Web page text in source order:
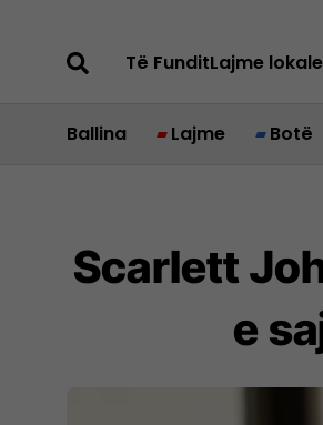
Të FunditLajme lokale
Ballina Lajme Botë
Scarlett
e